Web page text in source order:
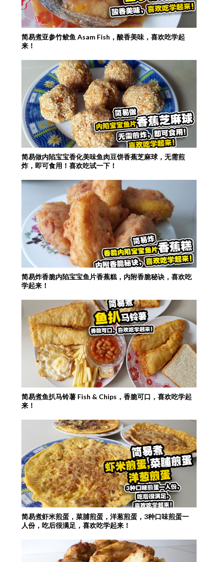
简易煮亚参竹鲛鱼 Asam Fish，酸香美味，喜欢吃学起
来！
简易做内陷宝宝香化美味鱼肉豆饼香蕉芝麻球，无需煎
炸，即可食用！喜欢吃试一下！
简易炸香脆内陷宝宝鱼片香蕉糕，内附香脆秘诀，喜欢吃
学起来！
简易煮鱼扒马铃薯 Fish & Chips，香脆可口，喜欢吃学起
来！
简易煮虾米煎蛋，菜脯煎蛋，洋葱煎蛋，3种口味煎蛋一
人份，吃后很满足，喜欢吃学起来！